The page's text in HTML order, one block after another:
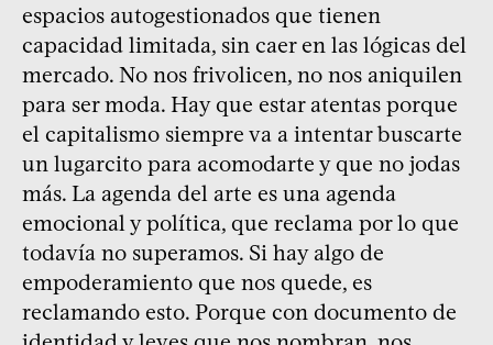
espacios autogestionados que tienen
capacidad limitada, sin caer en las lógicas del
mercado. No nos frivolicen, no nos aniquilen
para ser moda. Hay que estar atentas porque
el capitalismo siempre va a intentar buscarte
un lugarcito para acomodarte y que no jodas
más. La agenda del arte es una agenda
emocional y política, que reclama por lo que
todavía no superamos. Si hay algo de
empoderamiento que nos quede, es
reclamando esto. Porque con documento de